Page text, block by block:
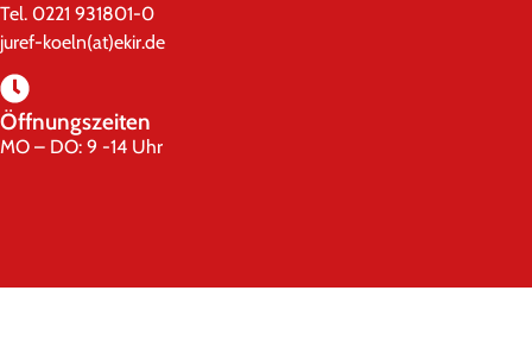
Tel. 0221 931801-0
juref-koeln(at)ekir.de
Öffnungszeiten
MO – DO: 9 -14 Uhr